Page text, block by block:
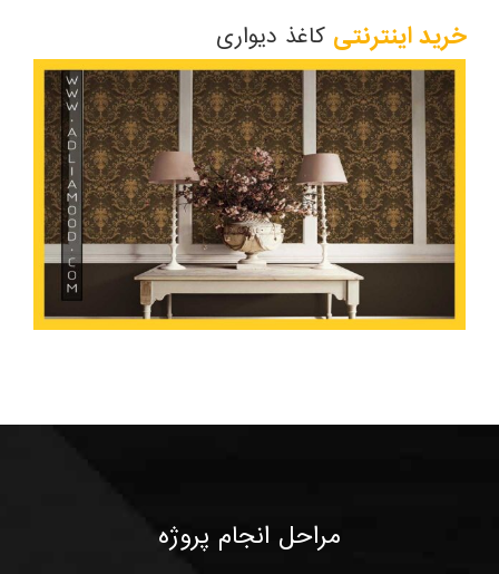
خرید اینترنتی کاغذ دیواری
مراحل انجام پروژه